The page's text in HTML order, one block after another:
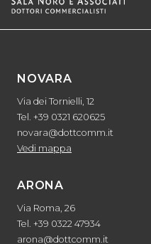
NOVARA
Via dei Tornielli, 12
Tel. +39 0321 620625
novara@dottcomm.it
Vedi mappa
ARONA
Via Roma, 26
Tel. +39 0322 47934
arona@dottcomm.it